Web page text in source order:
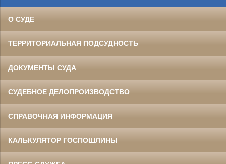
О СУДЕ
ТЕРРИТОРИАЛЬНАЯ ПОДСУДНОСТЬ
ДОКУМЕНТЫ СУДА
СУДЕБНОЕ ДЕЛОПРОИЗВОДСТВО
СПРАВОЧНАЯ ИНФОРМАЦИЯ
КАЛЬКУЛЯТОР ГОСПОШЛИНЫ